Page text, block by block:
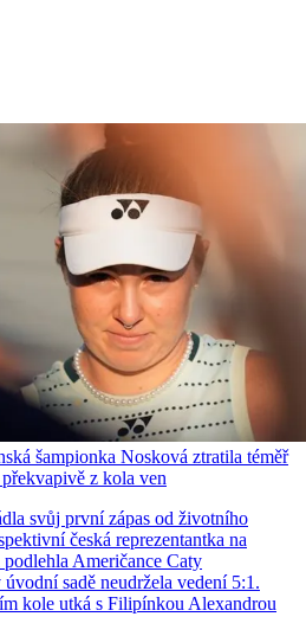
šampionka Nosková ztratila téměř
z kola ven
svůj první zápas od životního
česká reprezentantka na
Američance Caty
sadě neudržela vedení 5:1.
kole utká s Filipínkou Alexandrou